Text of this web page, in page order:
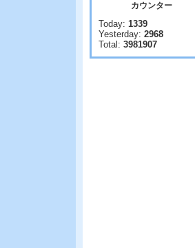
カウンター
Today: 1339
Yesterday: 2968
Total: 3981907